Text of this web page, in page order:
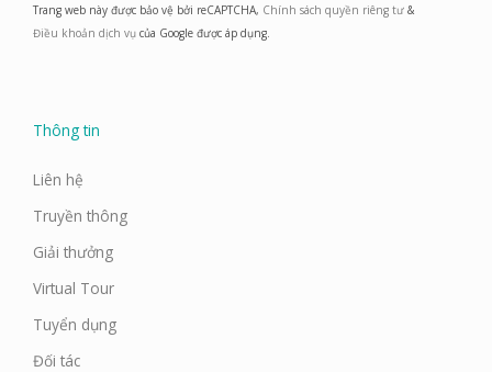
b
o
a
g
e
d
u
b
Trang web này được bảo vệ bởi reCAPTCHA, Chính sách quyền riêng tư &
Điều khoản dịch vụ của Google được áp dụng.
Thông tin
Liên hệ
Truyền thông
Giải thưởng
Virtual Tour
Tuyển dụng
Đối tác